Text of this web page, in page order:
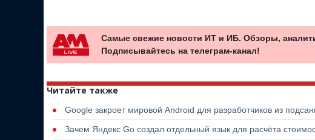
Самые свежие новости ИТ и ИБ. Обзоры,
Подписывайтесь на телеграм-канал!
Читайте также
Google закроет мировой Android для разработчиков из
Зачем Яндекс Go создал отдельный язык для расчёта